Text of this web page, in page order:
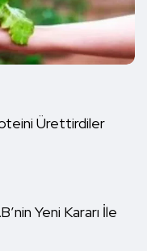
Ürettirdiler
Yeni Kararı İle